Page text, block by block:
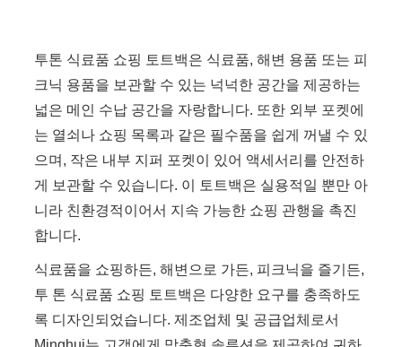
투톤 식료품 쇼핑 토트백은 식료품, 해변 용품 또는 피
크닉 용품을 보관할 수 있는 넉넉한 공간을 제공하는
넓은 메인 수납 공간을 자랑합니다. 또한 외부 포켓에
는 열쇠나 쇼핑 목록과 같은 필수품을 쉽게 꺼낼 수 있
으며, 작은 내부 지퍼 포켓이 있어 액세서리를 안전하
게 보관할 수 있습니다. 이 토트백은 실용적일 뿐만 아
니라 친환경적이어서 지속 가능한 쇼핑 관행을 촉진
합니다.
식료품을 쇼핑하든, 해변으로 가든, 피크닉을 즐기든,
투 톤 식료품 쇼핑 토트백은 다양한 요구를 충족하도
록 디자인되었습니다. 제조업체 및 공급업체로서